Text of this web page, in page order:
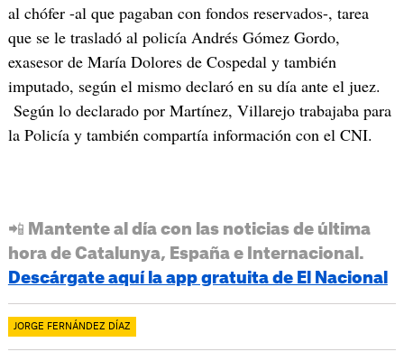
al chófer -al que pagaban con fondos reservados-, tarea
que se le trasladó al policía Andrés Gómez Gordo,
exasesor de María Dolores de Cospedal y también
imputado, según el mismo declaró en su día ante el juez.
Según lo declarado por Martínez, Villarejo trabajaba para
la Policía y también compartía información con el CNI.
📲 Mantente al día con las noticias de última
hora de Catalunya, España e Internacional.
Descárgate aquí la app gratuita de El Nacional
JORGE FERNÁNDEZ DÍAZ